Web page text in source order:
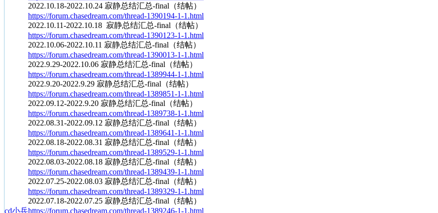
cd小兵
2022.10.18-2022.10.24 寂静总结汇总-final（结帖）
https://forum.chasedream.com/thread-1390194-1-1.html
2022.10.11-2022.10.18 寂静总结汇总-final（结帖）
https://forum.chasedream.com/thread-1390123-1-1.html
2022.10.06-2022.10.11 寂静总结汇总-final（结帖）
https://forum.chasedream.com/thread-1390013-1-1.html
2022.9.29-2022.10.06 寂静总结汇总-final（结帖）
https://forum.chasedream.com/thread-1389944-1-1.html
2022.9.20-2022.9.29 寂静总结汇总-final（结帖）
https://forum.chasedream.com/thread-1389851-1-1.html
2022.09.12-2022.9.20 寂静总结汇总-final（结帖）
https://forum.chasedream.com/thread-1389738-1-1.html
2022.08.31-2022.09.12 寂静总结汇总-final （结帖）
https://forum.chasedream.com/thread-1389641-1-1.html
2022.08.18-2022.08.31 寂静总结汇总-final（结帖）
https://forum.chasedream.com/thread-1389529-1-1.html
2022.08.03-2022.08.18 寂静总结汇总-final（结帖）
https://forum.chasedream.com/thread-1389439-1-1.html
2022.07.25-2022.08.03 寂静总结汇总-final（结帖）
https://forum.chasedream.com/thread-1389329-1-1.html
2022.07.18-2022.07.25 寂静总结汇总-final（结帖）
https://forum.chasedream.com/thread-1389246-1-1.html